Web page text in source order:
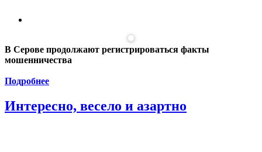
В Серове продолжают регистрироваться факты
мошенничества
Подробнее
Интересно, весело и азартно